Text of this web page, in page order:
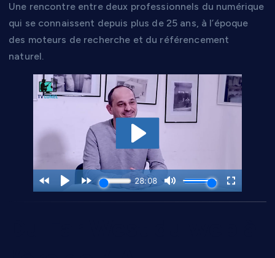
Une rencontre entre deux professionnels du numérique
qui se connaissent depuis plus de 25 ans, à l’époque
des moteurs de recherche et du référencement
naturel.